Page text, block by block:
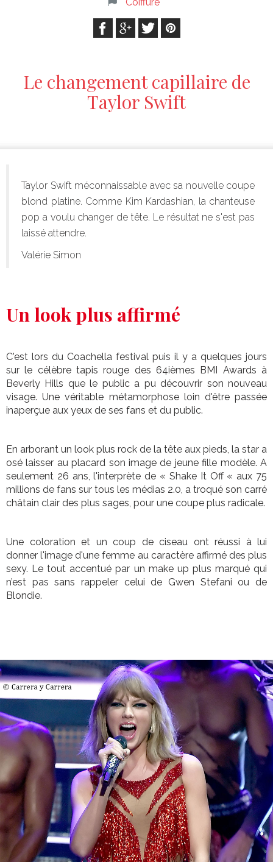
Le changement capillaire de
Taylor Swift
Taylor Swift méconnaissable avec sa nouvelle coupe
blond platine. Comme Kim Kardashian, la chanteuse
pop a voulu changer de tête. Le résultat ne s'est pas
laissé attendre.
Valérie Simon
Un look plus affirmé
C'est lors du Coachella festival puis il y a quelques jours
sur le célèbre tapis rouge des 64ièmes BMI Awards à
Beverly Hills que le public a pu découvrir son nouveau
visage. Une véritable métamorphose loin d'être passée
inaperçue aux yeux de ses fans et du public.
En arborant un look plus rock de la tête aux pieds, la star a
osé laisser au placard son image de jeune fille modèle. A
seulement 26 ans, l'interprète de « Shake It Off « aux 75
millions de fans sur tous les médias 2.0, a troqué son carré
châtain clair des plus sages, pour une coupe plus radicale.
Une coloration et un coup de ciseau ont réussi à lui
donner l'image d'une femme au caractère affirmé des plus
sexy. Le tout accentué par un make up plus marqué qui
n’est pas sans rappeler celui de Gwen Stefani ou de
Blondie.